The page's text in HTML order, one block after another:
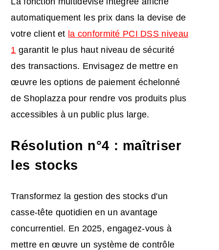
automatiquement les prix dans la devise de
votre client et la conformité PCI DSS niveau
1 garantit le plus haut niveau de sécurité
des transactions. Envisagez de mettre en
œuvre les options de paiement échelonné
de Shoplazza pour rendre vos produits plus
accessibles à un public plus large.
Résolution n°4 : maîtriser
les stocks
Transformez la gestion des stocks d'un
casse-tête quotidien en un avantage
concurrentiel. En 2025, engagez-vous à
mettre en œuvre un système de contrôle